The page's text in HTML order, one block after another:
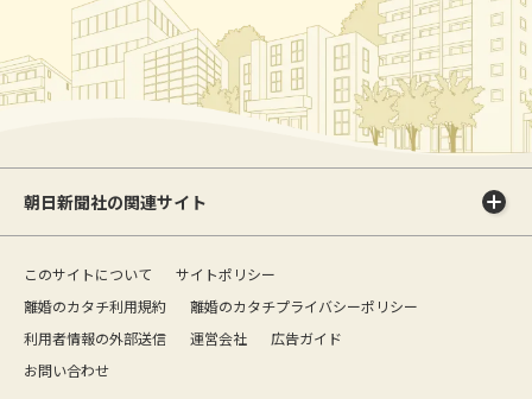
朝日新聞社の関連サイト
このサイトについて
サイトポリシー
離婚のカタチ利用規約
離婚のカタチプライバシーポリシー
利用者情報の外部送信
運営会社
広告ガイド
お問い合わせ